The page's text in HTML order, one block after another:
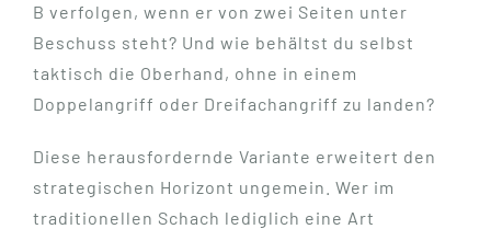
B verfolgen, wenn er von zwei Seiten unter
Beschuss steht? Und wie behältst du selbst
taktisch die Oberhand, ohne in einem
Doppelangriff oder Dreifachangriff zu landen?
Diese herausfordernde Variante erweitert den
strategischen Horizont ungemein. Wer im
traditionellen Schach lediglich eine Art